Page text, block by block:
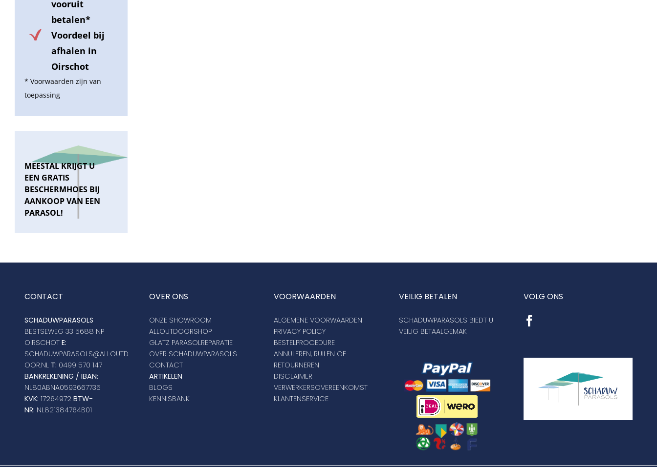
vooruit
betalen*
Voordeel bij
afhalen in
Oirschot
* Voorwaarden zijn van
toepassing
MEESTAL KRIJGT U
EEN GRATIS
BESCHERMHOES BIJ
AANKOOP VAN EEN
PARASOL!
CONTACT
SCHADUWPARASOLS
BESTSEWEG 33 5688 NP
OIRSCHOT E:
SCHADUWPARASOLS@ALLOUTD
OOR.NL T: 0499 570 147
BANKREKENING / IBAN:
NL80ABNA0593667735
KVK: 17264972 BTW-
NR: NL821384764B01
OVER ONS
ONZE SHOWROOM
ALLOUTDOORSHOP
GLATZ PARASOLREPARATIE
OVER SCHADUWPARASOLS
CONTACT
ARTIKELEN
BLOGS
KENNISBANK
VOORWAARDEN
ALGEMENE VOORWAARDEN
PRIVACY POLICY
BESTELPROCEDURE
ANNULEREN, RUILEN OF
RETOURNEREN
DISCLAIMER
VERWERKERSOVEREENKOMST
KLANTENSERVICE
VEILIG BETALEN
SCHADUWPARASOLS BIEDT U
VEILIG BETAALGEMAK
VOLG ONS